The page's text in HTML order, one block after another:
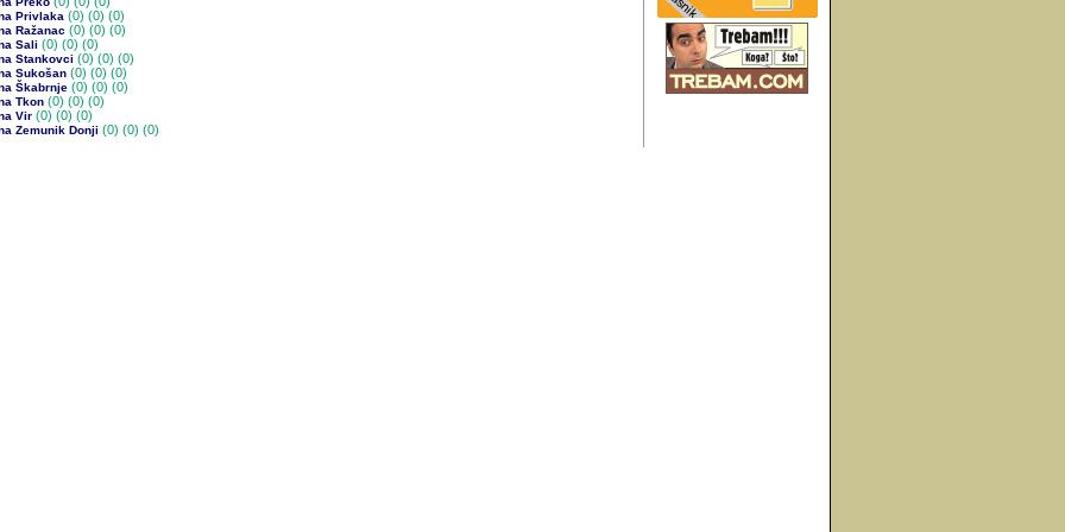
Privlaka (0) (0) (0)
Ražanac (0) (0) (0)
Sali (0) (0) (0)
Stankovci (0) (0) (0)
Sukošan (0) (0) (0)
Škabrnje (0) (0) (0)
Tkon (0) (0) (0)
Vir (0) (0) (0)
Zemunik Donji (0) (0) (0)